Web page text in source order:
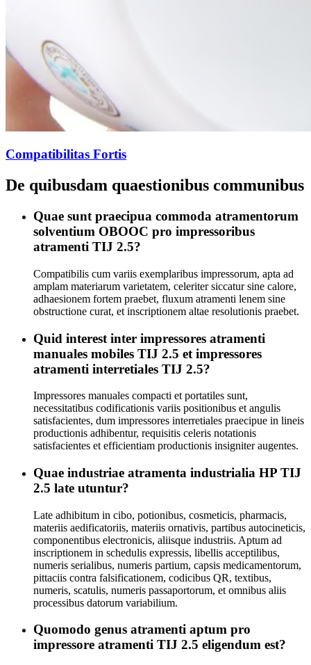
Compatibilitas Fortis
De quibusdam quaestionibus communibus
Quae sunt praecipua commoda atramentorum
solventium OBOOC pro impressoribus
atramenti TIJ 2.5?
Compatibilis cum variis exemplaribus impressorum, apta ad
amplam materiarum varietatem, celeriter siccatur sine calore,
adhaesionem fortem praebet, fluxum atramenti lenem sine
obstructione curat, et inscriptionem altae resolutionis praebet.
Quid interest inter impressores atramenti
manuales mobiles TIJ 2.5 et impressores
atramenti interretiales TIJ 2.5?
Impressores manuales compacti et portatiles sunt,
necessitatibus codificationis variis positionibus et angulis
satisfacientes, dum impressores interretiales praecipue in lineis
productionis adhibentur, requisitis celeris notationis
satisfacientes et efficientiam productionis insigniter augentes.
Quae industriae atramenta industrialia HP TIJ
2.5 late utuntur?
Late adhibitum in cibo, potionibus, cosmeticis, pharmacis,
materiis aedificatoriis, materiis ornativis, partibus autocineticis,
componentibus electronicis, aliisque industriis. Aptum ad
inscriptionem in schedulis expressis, libellis acceptilibus,
numeris serialibus, numeris partium, capsis medicamentorum,
pittaciis contra falsificationem, codicibus QR, textibus,
numeris, scatulis, numeris passaportorum, et omnibus aliis
processibus datorum variabilium.
Quomodo genus atramenti aptum pro
impressore atramenti TIJ 2.5 eligendum est?